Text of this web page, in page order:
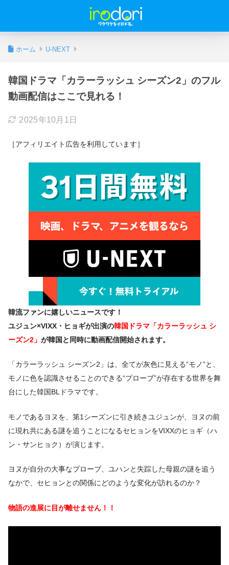
ホーム U-NEXT
韓国ドラマ「カラーラッシュ シーズン2」のフル
動画配信はここで見れる！
2025年10月1日
［アフィリエイト広告を利用しています］
韓流ファンに嬉しいニュースです！
ユジュン×VIXX・ヒョギが出演の韓国ドラマ「カラーラッシュ シ
ーズン2」 が韓国と同時に動画配信開始されます。
「カラーラッシュ シーズン2」は、全てが灰色に見える“モノ”と、
モノに色を認識させることのできる“プローブ”が存在する世界を舞
台にした韓国BLドラマです。
モノであるヨヌを、第1シーズンに引き続きユジュンが、ヨヌの前
に現れ共にある謎を追うことになるセヒョンをVIXXのヒョギ（ハ
ン・サンヒョク）が演じます。
ヨヌが自分の大事なプローブ、ユハンと失踪した母親の謎を追う
なかで、セヒョンとの関係にどのような変化が訪れるのか？
物語の進展に目が離せません！！